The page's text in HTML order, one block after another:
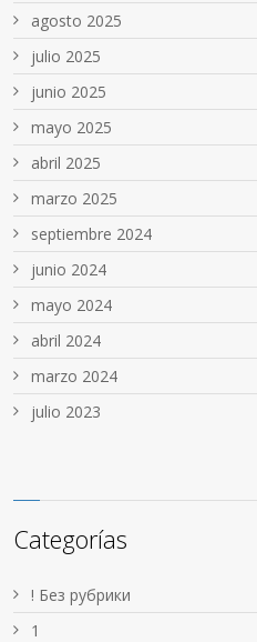
agosto 2025
julio 2025
junio 2025
mayo 2025
abril 2025
marzo 2025
septiembre 2024
junio 2024
mayo 2024
abril 2024
marzo 2024
julio 2023
Categorías
! Без рубрики
1